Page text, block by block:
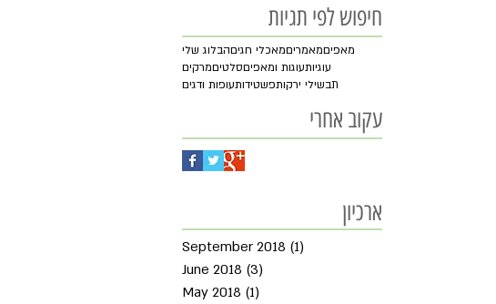
חיפוש לפי תגיות
הבלוג שלימאכלי חגיםמאמריםמאפים
מרקיםסלטיםעוגות ומאפיםעוגיות
עופות ודגיםפשטידותתבשילי ירקות
עקוב אחרי
ארכיון
September 2018 (1)
June 2018 (3)
May 2018 (1)